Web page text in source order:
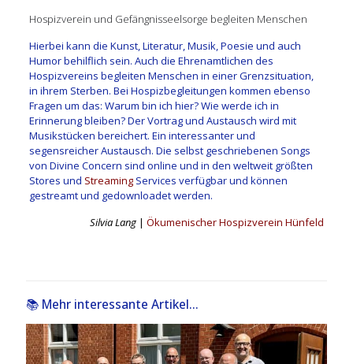
Hospizverein und Gefängnisseelsorge begleiten Menschen
Hierbei kann die Kunst, Literatur, Musik, Poesie und auch
Humor behilflich sein. Auch die Ehrenamtlichen des
Hospizvereins begleiten Menschen in einer Grenzsituation,
in ihrem Sterben. Bei Hospizbegleitungen kommen ebenso
Fragen um das: Warum bin ich hier? Wie werde ich in
Erinnerung bleiben? Der Vortrag und Austausch wird mit
Musikstücken bereichert. Ein interessanter und
segensreicher Austausch. Die selbst geschriebenen Songs
von Divine Concern sind online und in den weltweit größten
Stores und StreamingServices verfügbar und können
gestreamt und gedownloadet werden.
Silvia Lang |Ökumenischer Hospizverein Hünfeld
📚 Mehr interessante Artikel...